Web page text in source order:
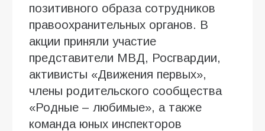
позитивного образа сотрудников
правоохранительных органов. В
акции приняли участие
представители МВД, Росгвардии,
активисты «Движения первых»,
члены родительского сообщества
«Родные – любимые», а также
команда юных инспекторов